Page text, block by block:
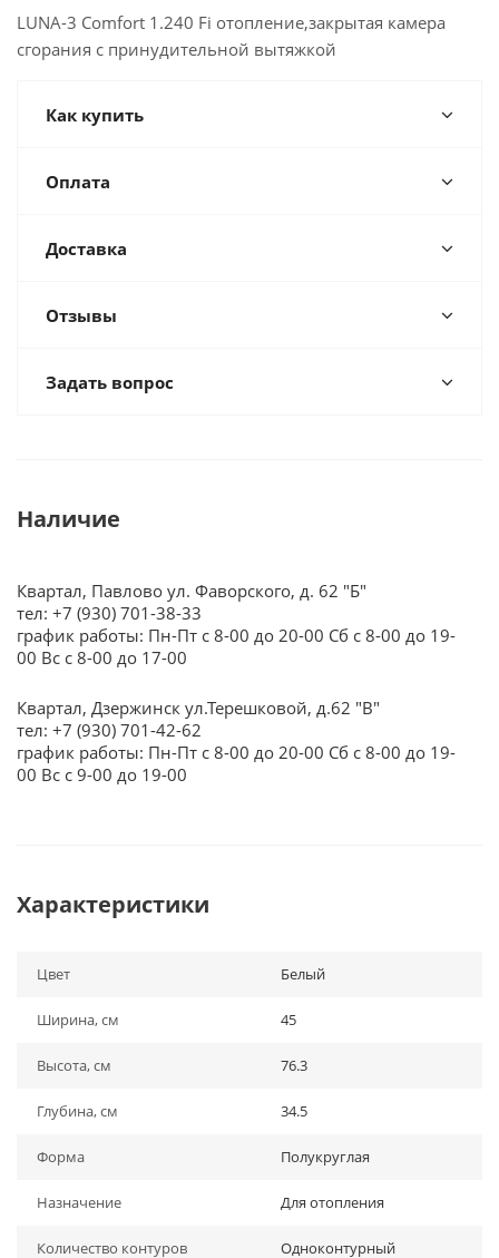
LUNA-3 Comfort 1.240 Fi отопление,закрытая камера
сгорания с принудительной вытяжкой
Как купить
Оплата
Доставка
Отзывы
Задать вопрос
Наличие
Квартал, Павлово ул. Фаворского, д. 62 "Б"
тел: +7 (930) 701-38-33
график работы: Пн-Пт с 8-00 до 20-00 Сб с 8-00 до 19-
00 Вс с 8-00 до 17-00
Квартал, Дзержинск ул.Терешковой, д.62 "В"
тел: +7 (930) 701-42-62
график работы: Пн-Пт с 8-00 до 20-00 Сб с 8-00 до 19-
00 Вс с 9-00 до 19-00
Характеристики
Цвет Белый
Ширина, см 45
Высота, см 76.3
Глубина, см 34.5
Форма Полукруглая
Назначение Для отопления
Количество контуров Одноконтурный